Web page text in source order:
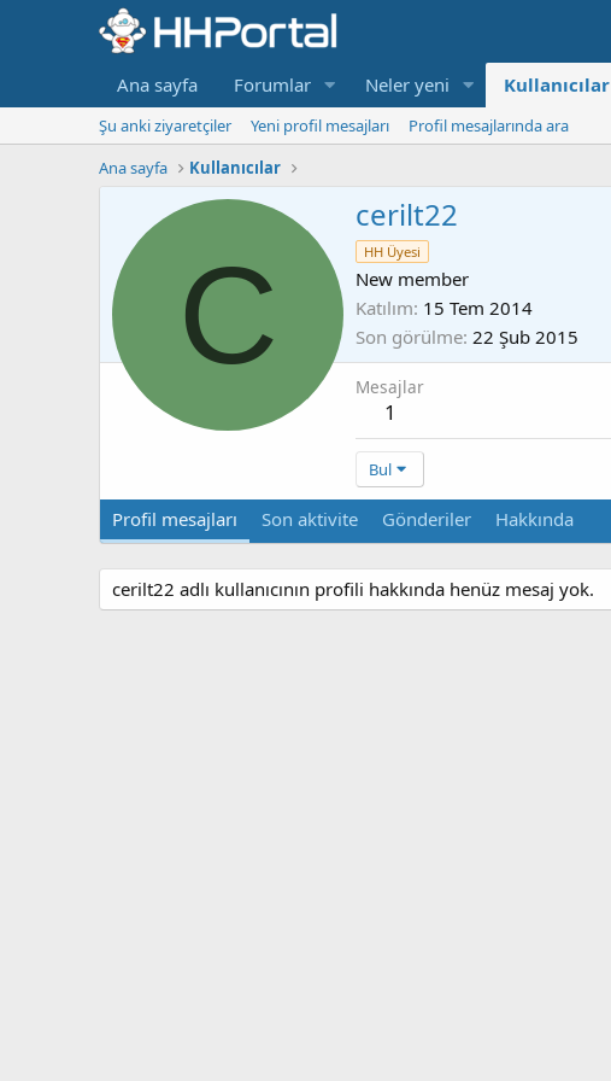
Ana sayfa Forumlar Neler yeni Kullanıcılar
Şu anki ziyaretçiler Yeni profil mesajları
Profil mesajlarında ara
Ana sayfa
Kullanıcılar
C
cerilt22
HH Üyesi
New member
Katılım 15 Tem 2014
Son görülme 22 Şub 2015
Mesajlar
1
Bul
Profil mesajları Son aktivite Gönderiler Hakkında
cerilt22 adlı kullanıcının profili hakkında henüz mesaj yok.